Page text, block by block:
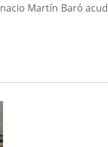
Martín Baró